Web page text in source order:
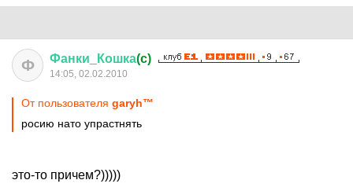
Ф Фанки Кошка(c)
14:05, 02.02.2010
От пользователя garyh™
росию нато упрастнять
это-то причем?)))))